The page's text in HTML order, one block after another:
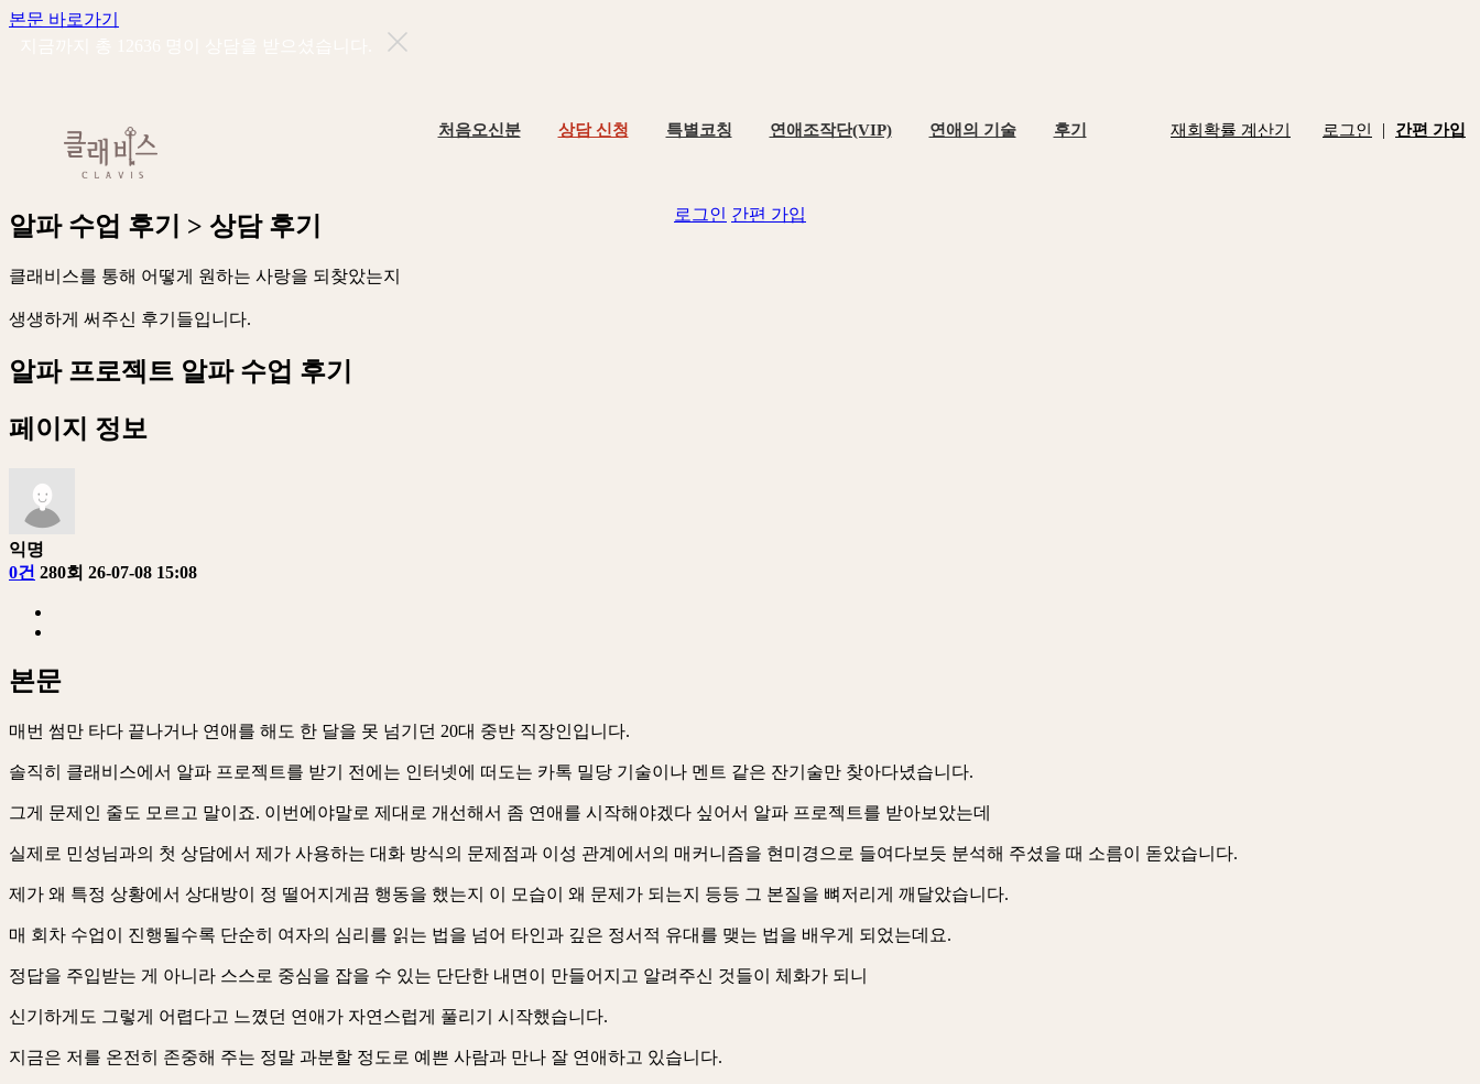
본문 바로가기
재회확률 계산기 로그인 | 간편 가입
처음오신분 상담 신청 특별코칭 연애조작단(VIP) 연애의 기술 후기
로그인 간편 가입
알파 수업 후기 > 상담 후기
클래 비 스를 통해 어 떻게 원하는 사랑을 되 찾았는지
생생하게 써 주신 후기 들입니 다.
알파 프로젝트 알파 수업 후기
페이지 정보
익명
0건 280회 26-07-08 15:08
본문
매번 썸만 타다 끝나거나 연애를 해도 한 달을 못 넘기던 20대 중반 직장인입니다.
솔직히 클래비스에서 알파 프로젝트를 받기 전에는 인터넷에 떠도는 카톡 밀당 기술이나 멘트 같은 잔기술만 찾아다녔습니다.
그게 문제인 줄도 모르고 말이죠. 이번에야말로 제대로 개선해서 좀 연애를 시작해야겠다 싶어서 알파 프로젝트를 받아보았는데
실제로 민성님과의 첫 상담에서 제가 사용하는 대화 방식의 문제점과 이성 관계에서의 매커니즘을 현미경으로 들여다보듯 분석해 주셨을 때 소름이 돋았습니다.
제가 왜 특정 상황에서 상대방이 정 떨어지게끔 행동을 했는지 이 모습이 왜 문제가 되는지 등등 그 본질을 뼈저리게 깨달았습니다.
매 회차 수업이 진행될수록 단순히 여자의 심리를 읽는 법을 넘어 타인과 깊은 정서적 유대를 맺는 법을 배우게 되었는데요.
정답을 주입받는 게 아니라 스스로 중심을 잡을 수 있는 단단한 내면이 만들어지고 알려주신 것들이 체화가 되니
신기하게도 그렇게 어렵다고 느꼈던 연애가 자연스럽게 풀리기 시작했습니다.
지금은 저를 온전히 존중해 주는 정말 과분할 정도로 예쁜 사람과 만나 잘 연애하고 있습니다.